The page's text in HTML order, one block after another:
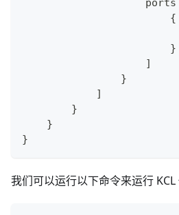
                    ports
{
}
]
}
]
}
}
}
我们可以运行以下命令来运行